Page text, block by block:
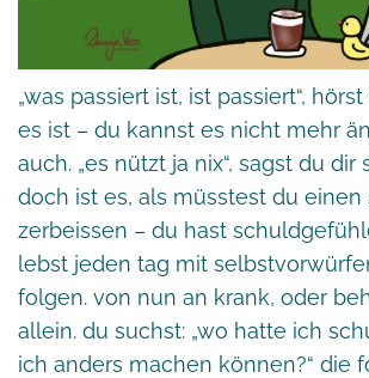
„was passiert ist, ist passiert“,
es ist – du kannst es nicht mehr
auch. „es nützt ja nix“, sagst du dir
doch ist es, als müsstest du einen
zerbeissen – du hast
lebst jeden tag mit
folgen. von nun an krank, oder
allein. du suchst: „wo hatte ich
ich anders machen können?“ die